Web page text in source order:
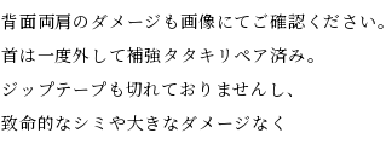
背面両肩のダメージも画像にてご確認ください。
首は一度外して補強タタキリペア済み。
ジップテープも切れておりませんし、
致命的なシミや大きなダメージなく